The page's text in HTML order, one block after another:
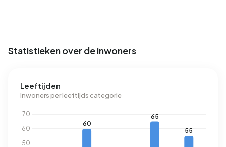
Statistieken over de inwoners
Leeftijden
Inwoners per leeftijds categorie